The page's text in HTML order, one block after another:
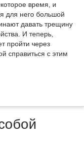
время, и
для него большой
давать трещину
И теперь,
пройти через
справиться с этим